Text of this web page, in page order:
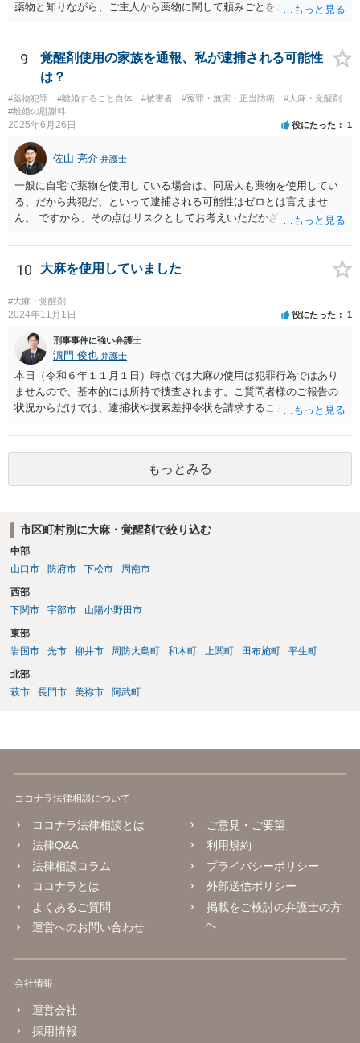
薬物と知りながら、ご主人から薬物に関して頼みごとをされてそれに
があると思います。少なくとも警察から参考人として事情聴取は受け
ると思います。 思うということ以上に確定的な回答をすることは難し
いです。 回答になっているかどうか不明ですが、よろしくお願いいた
します。
9
覚醒剤使用の家族を通報、私が逮捕される可能性
は？
#薬物犯罪 #離婚すること自体 #被害者 #冤罪・無実・正当防衛
#大麻・覚醒剤
#離婚の慰謝料
2025年6月26日 役にたった 1
佐山 亮介 弁護士
一般に自宅で薬物を使用している場合は、同居人も薬物を使用してい
る、だから共犯だ、といって逮捕される可能性はゼロとは言えませ
ん。 ですから、その点はリスクとしてお考えいただかざるを得ないと
護士の支援はほぼ必須と思っていただいた方が良いと考えます。 弁護
士費用の確保（場合によっては法テラスの利用）、ご主人が逮捕され
ングを見計らって弁護士同席で警察に相談しに行き、以後はシェルタ
ーに身を隠しながら離婚調停・離婚訴訟を進めていくのが良いと考え
ます。
10 大麻を使用していました
#大麻・覚醒剤
2024年11月1日 役にたった 1
刑事事件に強い弁護士
濵門 俊也 弁護士
本日（令和６年１１月１日）時点では大麻の使用は犯罪行為ではあり
ませんので、基本的には所持で捜査されます。ご質問者様のご報告の
状況からだけでは、逮捕状や捜索差押令状を請求することは難しいと
もっとみる
市区町村別に大麻・覚醒剤で絞り込む
中部
山口市
防府市 下松市 周南市
西部
下関市
宇部市 山陽小野田市
東部
岩国市
光市 柳井市 周防大島町 和木町 上関町 田布施町 平生町
北部
萩市
長門市 美祢市 阿武町
ココナラ法律相談について
ココナラ法律相談とは
法律Q&A
法律相談コラム
ココナラとは
よくあるご質問
運営へのお問い合わせ
ご意見・ご要望
利用規約
プライバシーポリシー
外部送信ポリシー
掲載をご検討の弁護士の方
へ
会社情報
運営会社
採用情報